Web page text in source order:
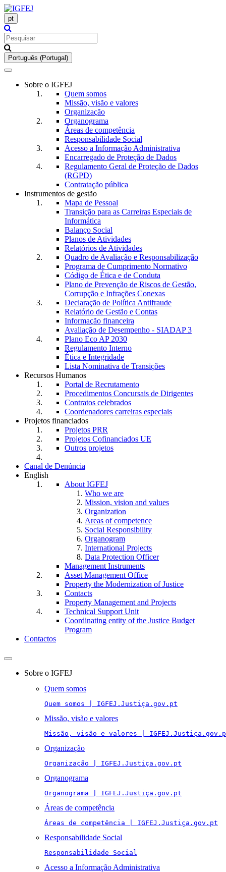
pt
Português (Portugal)
Toggle
navigationSobre o IGFEJ
Quem somos
Missão, visão e valores
Organização
Organograma
Áreas de competência
Responsabilidade Social
Acesso a Informação Administrativa
Encarregado de Proteção de Dados
Regulamento Geral de Proteção de Dados
(RGPD)
Contratação pública
Instrumentos de gestão
Mapa de Pessoal
Transição para as Carreiras Especiais de
Informática
Balanço Social
Planos de Atividades
Relatórios de Atividades
Quadro de Avaliação e Responsabilização
Programa de Cumprimento Normativo
Código de Ética e de Conduta
Plano de Prevenção de Riscos de Gestão,
Corrupção e Infrações Conexas
Declaração de Política Antifraude
Relatório de Gestão e Contas
Informação financeira
Avaliação de Desempenho - SIADAP 3
Plano Eco AP 2030
Regulamento Interno
Ética e Integridade
Lista Nominativa de Transições
Recursos Humanos
Portal de Recrutamento
Procedimentos Concursais de Dirigentes
Contratos celebrados
Coordenadores carreiras especiais
Projetos financiados
Projetos PRR
Projetos Cofinanciados UE
Outros projetos
Canal de Denúncia
English
About IGFEJ
Who we are
Mission, vision and values
Organization
Areas of competence
Social Responsibility
Organogram
International Projects
Data Protection Officer
Management Instruments
Asset Management Office
Property the Modernization of Justice
Contacts
Property Management and Projects
Technical Support Unit
Coordinating entity of the Justice Budget
Program
Contactos
Toggle
navigationSobre o IGFEJ
Quem somos
Quem somos | IGFEJ.Justiça.gov.pt
Missão, visão e valores
Missão, visão e valores |
Organização
Organização | IGFEJ.Justiça.gov.pt
Organograma
Organograma | IGFEJ.Justiça.gov.pt
Áreas de competência
Áreas de competência | IGFEJ.Justiça.gov.pt
Responsabilidade Social
Responsabilidade Social
Acesso a Informação Administrativa